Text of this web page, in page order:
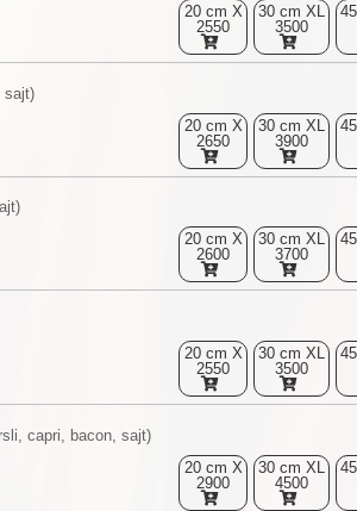
20 cm X
2550
30 cm XL
3500
sajt)
20 cm X
2650
30 cm XL
3900
20 cm X
2600
30 cm XL
3700
20 cm X
2550
30 cm XL
3500
capri, bacon, sajt)
20 cm X
2900
30 cm XL
4500